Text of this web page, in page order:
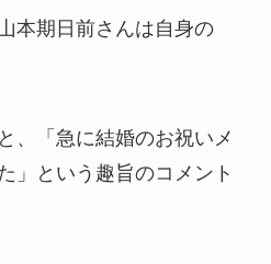
本期日前さんは自身の
、「急に結婚のお祝いメ
」という趣旨のコメント